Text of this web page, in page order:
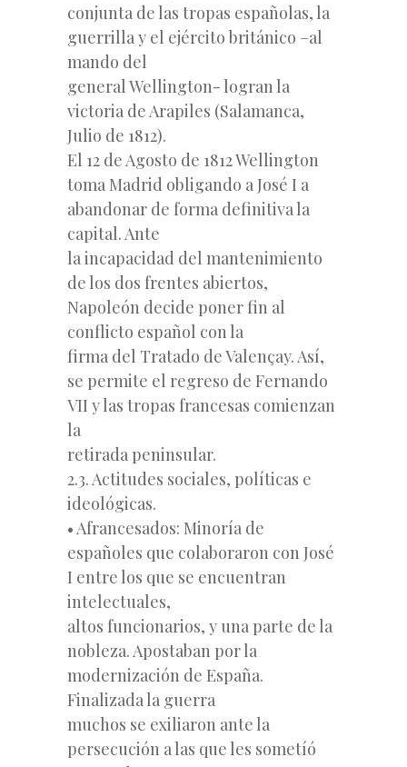
conjunta de las tropas españolas, la
guerrilla y el ejército británico –al
mando del
general Wellington- logran la
victoria de Arapiles (Salamanca,
Julio de 1812).
El 12 de Agosto de 1812 Wellington
toma Madrid obligando a José I a
abandonar de forma definitiva la
capital. Ante
la incapacidad del mantenimiento
de los dos frentes abiertos,
Napoleón decide poner fin al
conflicto español con la
firma del Tratado de Valençay. Así,
se permite el regreso de Fernando
VII y las tropas francesas comienzan
la
retirada peninsular.
2.3. Actitudes sociales, políticas e
ideológicas.
• Afrancesados: Minoría de
españoles que colaboraron con José
I entre los que se encuentran
intelectuales,
altos funcionarios, y una parte de la
nobleza. Apostaban por la
modernización de España.
Finalizada la guerra
muchos se exiliaron ante la
persecución a las que les sometíó